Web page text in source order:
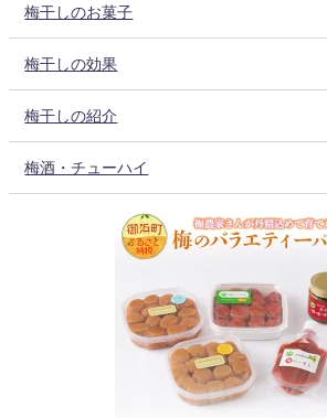
梅干しのお菓子
梅干しの効果
梅干しの紹介
梅酒・チューハイ